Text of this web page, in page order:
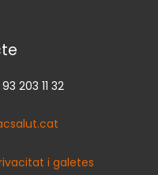
203 11 32
i galetes